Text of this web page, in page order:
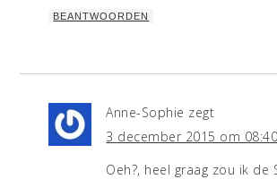
BEANTWOORDEN
Anne-Sophie zegt
3 december 2015 om 08:40
Oeh?, heel graag zou ik de